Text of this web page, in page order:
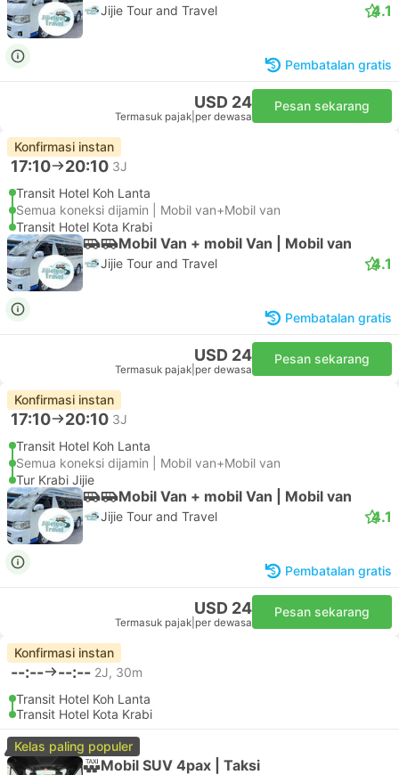
Jijie Tour and Travel 4.1
Pembatalan gratis
USD 24
Termasuk pajak per dewasa
Pesan sekarang
Konfirmasi instan
17:10 20:10 3J
Transit Hotel Koh Lanta
Semua koneksi dijamin | Mobil van+Mobil van
Transit Hotel Kota Krabi
Mobil Van + mobil Van | Mobil van
Jijie Tour and Travel 4.1
Pembatalan gratis
USD 24
Termasuk pajak per dewasa
Pesan sekarang
Konfirmasi instan
17:10 20:10 3J
Transit Hotel Koh Lanta
Semua koneksi dijamin | Mobil van+Mobil van
Tur Krabi Jijie
Mobil Van + mobil Van | Mobil van
Jijie Tour and Travel 4.1
Pembatalan gratis
USD 24
Termasuk pajak per dewasa
Pesan sekarang
Konfirmasi instan
--:-- --:-- 2J, 30m
Transit Hotel Koh Lanta
Transit Hotel Kota Krabi
Kelas paling populer
Mobil SUV 4pax | Taksi